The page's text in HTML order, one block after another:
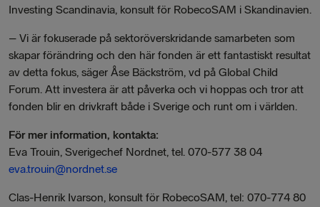
Investing Scandinavia, konsult för RobecoSAM i Skandinavien.
– Vi är fokuserade på sektoröverskridande samarbeten som
skapar förändring och den här fonden är ett fantastiskt resultat
av detta fokus, säger Åse Bäckström, vd på Global Child
Forum. Att investera är att påverka och vi hoppas och tror att
fonden blir en drivkraft både i Sverige och runt om i världen.
För mer information, kontakta:
Eva Trouin, Sverigechef Nordnet, tel. 070-577 38 04
eva.trouin@nordnet.se
Clas-Henrik Ivarson, konsult för RobecoSAM, tel: 070-774 80